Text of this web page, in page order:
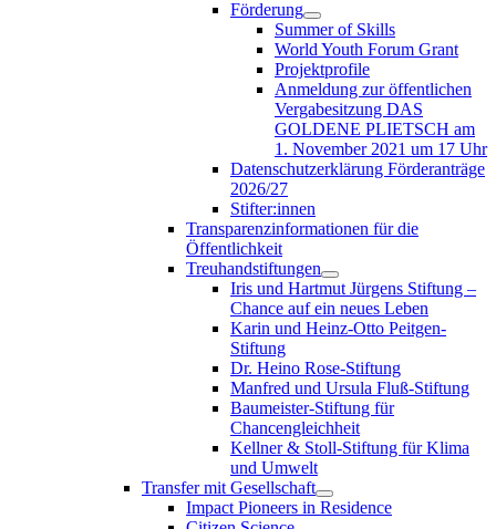
Förderung
Summer of Skills
World Youth Forum Grant
Projektprofile
Anmeldung zur öffentlichen
Vergabesitzung DAS
GOLDENE PLIETSCH am
1. November 2021 um 17 Uhr
Datenschutzerklärung Förderanträge
2026/27
Stifter:innen
Transparenzinformationen für die
Öffentlichkeit
Treuhandstiftungen
Iris und Hartmut Jürgens Stiftung –
Chance auf ein neues Leben
Karin und Heinz-Otto Peitgen-
Stiftung
Dr. Heino Rose-Stiftung
Manfred und Ursula Fluß-Stiftung
Baumeister-Stiftung für
Chancengleichheit
Kellner & Stoll-Stiftung für Klima
und Umwelt
Transfer mit Gesellschaft
Impact Pioneers in Residence